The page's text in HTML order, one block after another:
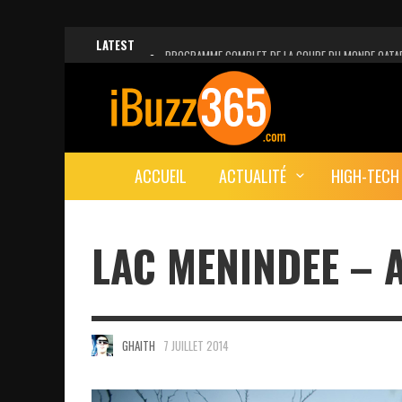
LATEST
PROGRAMME COMPLET DE LA COUPE DU MONDE
FACEBOOK, INSTAGRAM ET WHATSAPP HORS
UNE VIDÉO 4K MONTRE LA PLANÈTE MARS EN ULTRA-
LANCEMENT DU PREMIER VOL HABITÉ DE SPACEX
DÉCÈS DE L’EX-PRÉSIDENT ZINE EL ABIDINE BEN ALI,
ACCUEIL ACTUALITÉ HIGH-TECH
LAC MENINDEE –
GHAITH 7 JUILLET 2014